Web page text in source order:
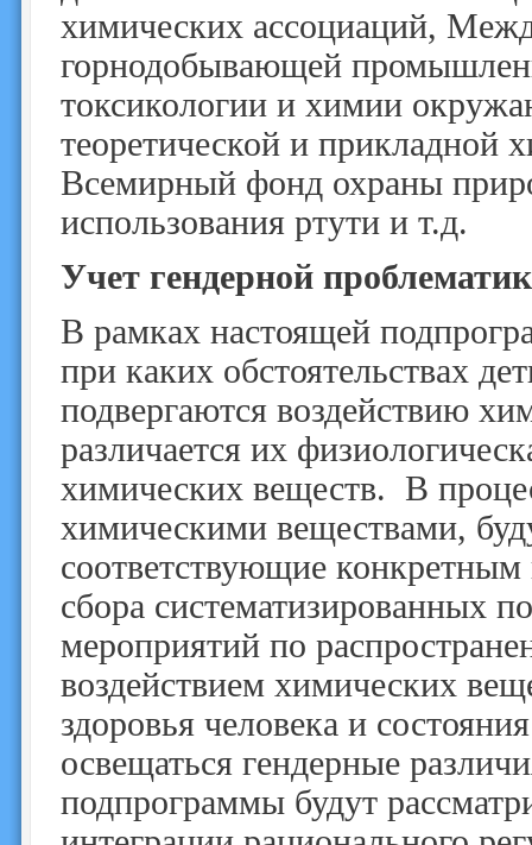
химических ассоциаций,
горнодобывающей
токсикологии и химии
теоретической и прикладной
Всемирный фонд охраны
использования ртути и т.д.
Учет гендерной
В рамках настоящей
при каких обстоятельствах
подвергаются воздействию
различается их
химических веществ. В
химическими веществами,
соответствующие
сбора систематизированных
мероприятий по
воздействием химических
здоровья человека и
освещаться гендерные
подпрограммы будут